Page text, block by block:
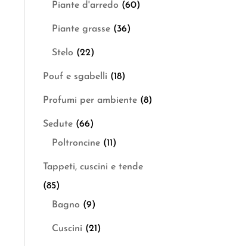
Piante d'arredo (60)
Piante grasse (36)
Stelo (22)
Pouf e sgabelli (18)
Profumi per ambiente (8)
Sedute (66)
Poltroncine (11)
Tappeti, cuscini e tende
(85)
Bagno (9)
Cuscini (21)